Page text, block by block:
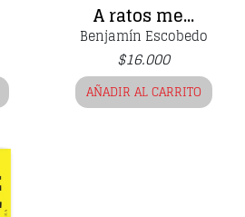
A ratos me...
$16.000
Benjamín Escobedo
AÑADIR AL CARRITO